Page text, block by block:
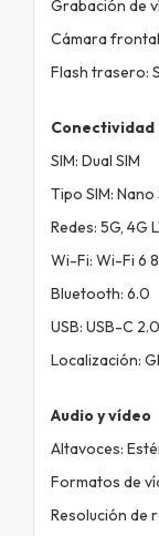
Grabación de
Cámara
Flash trasero:
Conectividad
SIM: Dual SIM
Tipo SIM: Nano
Redes: 5G, 4G
Wi-Fi: Wi-Fi 6
Bluetooth: 6.0
USB: USB-C 2.0
Localización:
Audio y vídeo
Altavoces:
Formatos de
Resolución de